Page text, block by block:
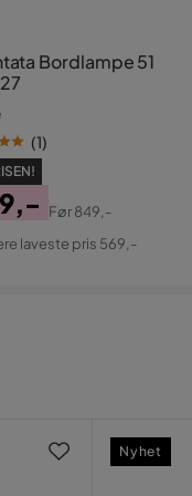
Bordlampe 51
(1)
Før849,-
laveste pris 569,-
Nyhet